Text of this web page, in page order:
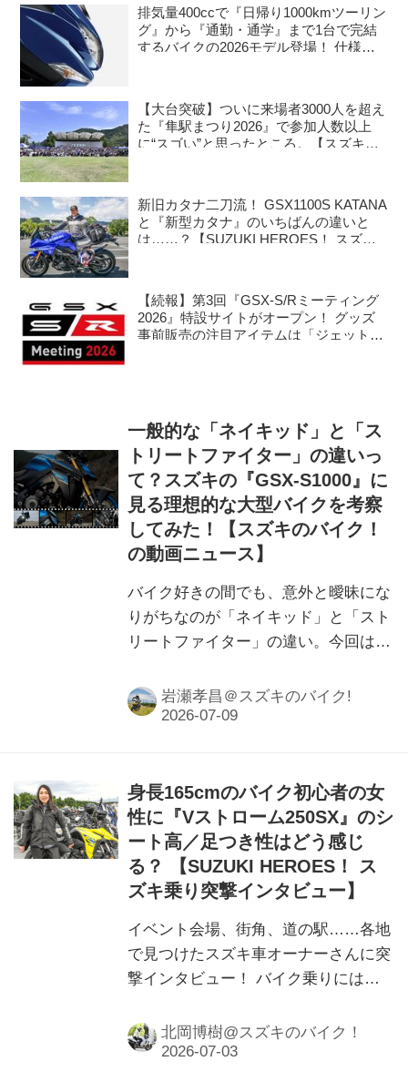
排気量400ccで『日帰り1000kmツーリン
グ』から『通勤・通学』まで1台で完結
するバイクの2026モデル登場！ 仕様変
のバイク！ の新車ニュース】
【大台突破】ついに来場者3000人を超え
た『隼駅まつり2026』で参加人数以上
に“スゴい”と思ったところ。【スズキの
新旧カタナ二刀流！ GSX1100S KATANA
と『新型カタナ』のいちばんの違いと
は……？【SUZUKI HEROES！ スズキ
【続報】第3回『GSX-S/Rミーティング
2026』特設サイトがオープン！ グッズ
事前販売の注目アイテムは「ジェットス
一般的な「ネイキッド」と「ス
トリートファイター」の違いっ
て？スズキの『GSX-S1000』に
見る理想的な大型バイクを考察
してみた！【スズキのバイク！
の動画ニュース】
バイク好きの間でも、意外と曖昧にな
りがちなのが「ネイキッド」と「スト
リートファイター」の違い。今回は、
ネル（Suzuki Moto France）で公開さ
れた、スズキが誇る大型ストリートフ
岩瀬孝昌＠スズキのバイク!
身長165cmのバイク初心者の女
性に『Vストローム250SX』のシ
ート高／足つき性はどう感じ
る？ 【SUZUKI HEROES！ ス
ズキ乗り突撃インタビュー】
イベント会場、街角、道の駅……各地
で見つけたスズキ車オーナーさんに突
撃インタビュー！ バイク乗りには、
る！ 北岡博樹@スズキのバイク！